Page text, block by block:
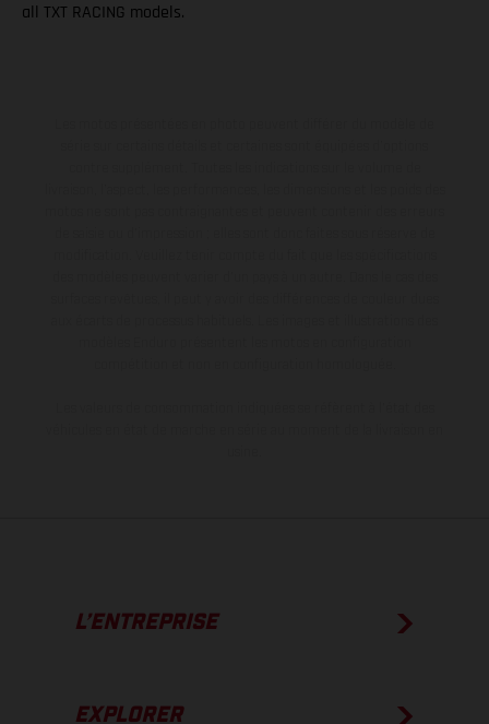
all TXT RACING models.
L’ENTREPRISE
EXPLORER